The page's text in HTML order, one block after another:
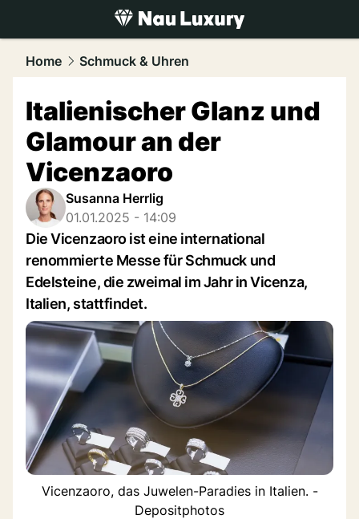
luxury.NAU.ch
Home Schmuck & Uhren
Italienischer Glanz und
Glamour an der
Vicenzaoro
Susanna Herrlig
01.01.2025 - 14:09
Die Vicenzaoro ist eine international
renommierte Messe für Schmuck und
Edelsteine, die zweimal im Jahr in Vicenza,
Italien, stattfindet.
Vicenzaoro, das Juwelen-Paradies in Italien. -
Depositphotos